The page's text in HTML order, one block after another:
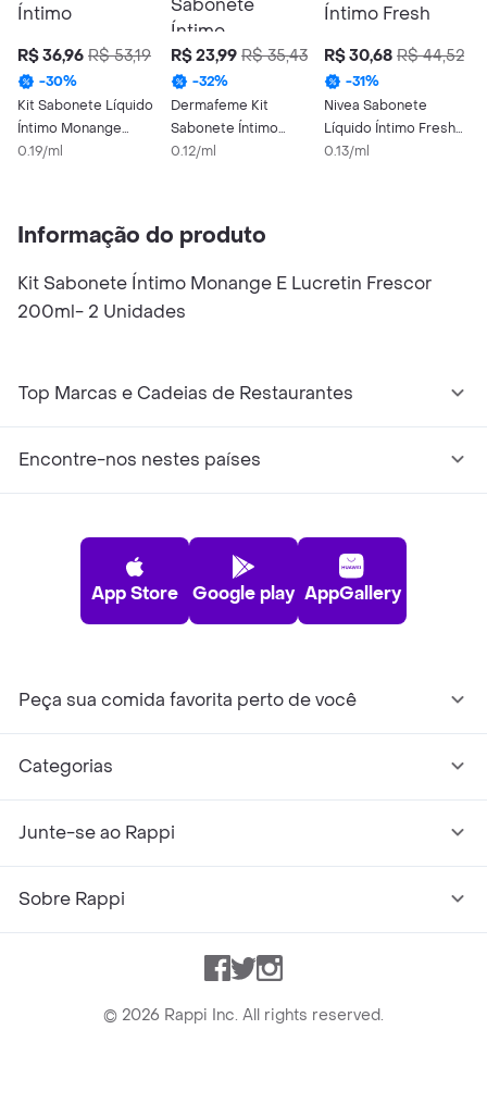
R$ 36,96 R$ 53,19
-30%
Kit Sabonete Líquido
Íntimo Monange
Lucretin Hidrata 2
0.19/ml
R$ 23,99 R$ 35,43
-32%
Dermafeme Kit
Sabonete Íntimo
Líquido Floral 2 x
0.12/ml
R$ 30,68 R$ 44,52
-31%
Nivea Sabonete
Líquido Íntimo Fresh
Comfort 250ml
0.13/ml
Informação do produto
Kit Sabonete Íntimo Monange E Lucretin Frescor
200ml- 2 Unidades
Top Marcas e Cadeias de Restaurantes
Encontre-nos nestes países
App Store Google play AppGallery
Peça sua comida favorita perto de você
Categorias
Junte-se ao Rappi
Sobre Rappi
Facebook
TwitterInstagram
© 2026 Rappi Inc. All rights reserved.